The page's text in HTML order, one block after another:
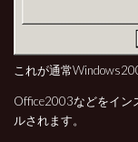
これが通常
Office2003などをイン
ルされます。